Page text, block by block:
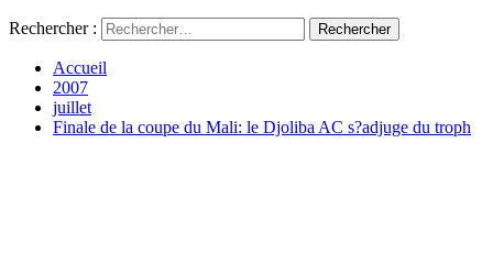
Rechercher :
Accueil
2007
juillet
Finale de la coupe du Mali: le Djoliba AC s?adjuge du troph